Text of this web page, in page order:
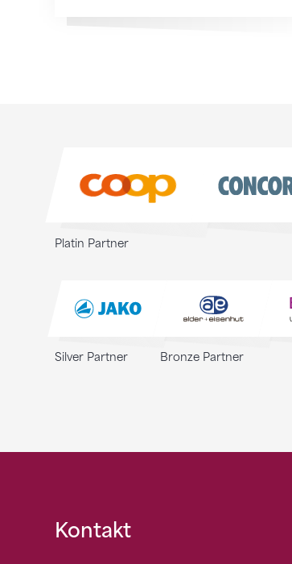
Platin Partner
Silver Partner Bronze Partner
Fusszeile
Kontakt